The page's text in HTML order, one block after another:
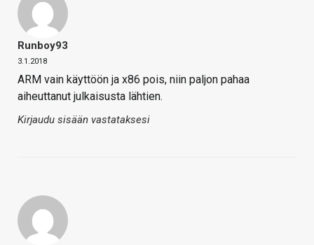
Runboy93
3.1.2018
ARM vain käyttöön ja x86 pois, niin paljon pahaa
aiheuttanut julkaisusta lähtien.
Kirjaudu sisään vastataksesi